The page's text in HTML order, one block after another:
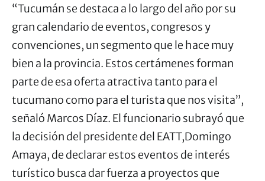
“Tucumán se destaca a lo largo del año por su
gran calendario de eventos, congresos y
convenciones, un segmento que le hace muy
bien a la provincia. Estos certámenes forman
parte de esa oferta atractiva tanto para el
tucumano como para el turista que nos visita”,
señaló Marcos Díaz. El funcionario subrayó que
la decisión del presidente del EATT,Domingo
Amaya, de declarar estos eventos de interés
turístico busca dar fuerza a proyectos que